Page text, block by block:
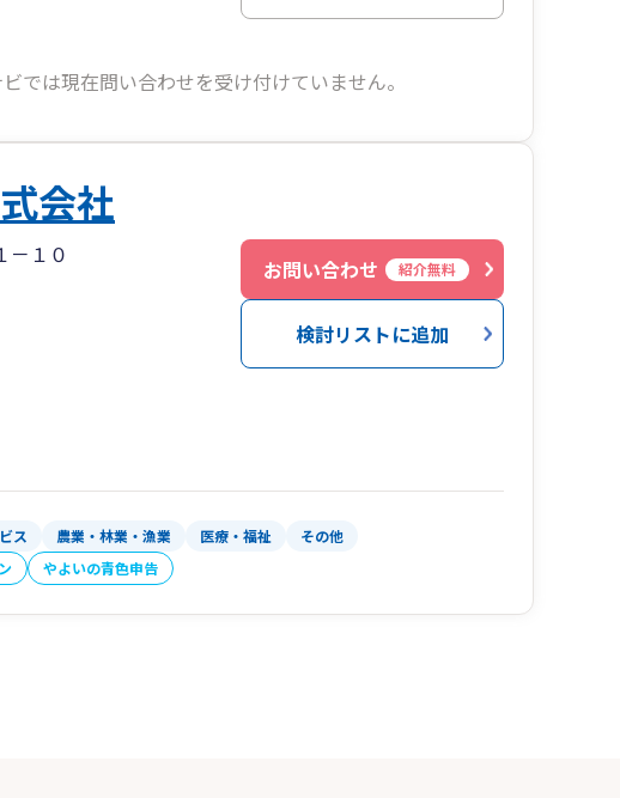
では現在問い合わせを受け付けていません。
会社
－１０
お問い合わせ 紹介無料
検討リストに追加
ス 農業・林業・漁業 医療・福祉 その他
やよいの青色申告